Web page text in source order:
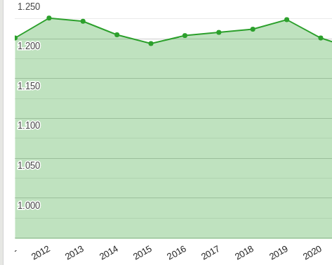
2012 2013 2014 2015 2016 2017 2018 2019 2020
1.000
1.000
1.050
1.050
1.100
1.100
1.150
1.150
1.200
1.200
1.250
1.250